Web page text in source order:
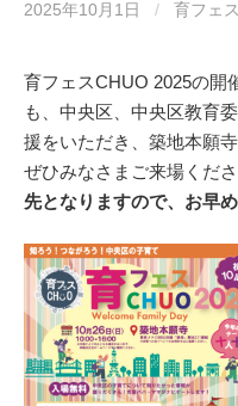
2025年10月1日 / 育フェ
育フェスCHUO 2025の開
も、中央区、中央区教育
援をいただき、築地本願
ぜひみなさまご来場くださ
先となりますので、お早